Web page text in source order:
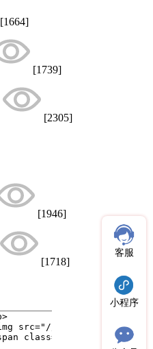
[1664]
[1739]
[2305]
[1946]
[1718]
客服
小程序